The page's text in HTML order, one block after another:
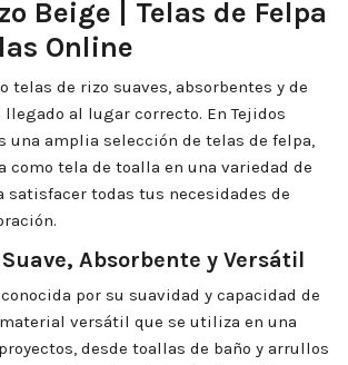
Beige | Telas de Felpa
Online
telas de rizo suaves, absorbentes y de
al lugar correcto. En Tejidos
una amplia selección de telas de felpa,
como tela de toalla en una variedad de
satisfacer todas tus necesidades de
Suave, Absorbente y Versátil
por su suavidad y capacidad de
versátil que se utiliza en una
desde toallas de baño y arrullos